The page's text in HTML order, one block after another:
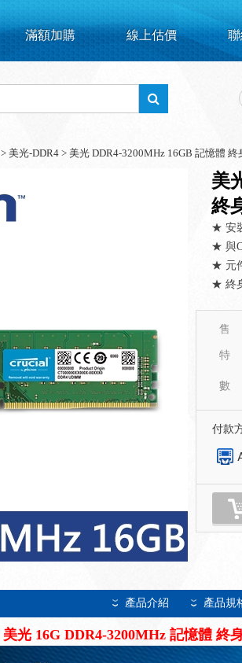
滿額加購 線上估價
> 美光-DDR4 > 美光 DDR4-3200MHz 16GB 記憶體
美
終
★ 安
★ 與
★ 元
★ 終
售
特
數
付款
產品介紹 產品規
美光 16G DDR4-3200MHz 記憶體 終